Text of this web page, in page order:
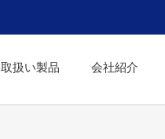
取扱い製品 会社紹介